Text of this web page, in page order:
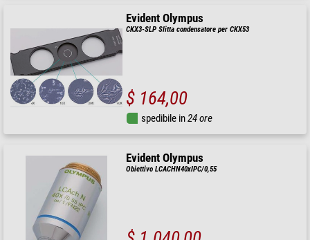
Evident Olympus
CKX3-SLP Slitta condensatore per CKX53
$ 164,00
spedibile in24 ore
Evident Olympus
Obiettivo LCACHN40xIPC/0,55